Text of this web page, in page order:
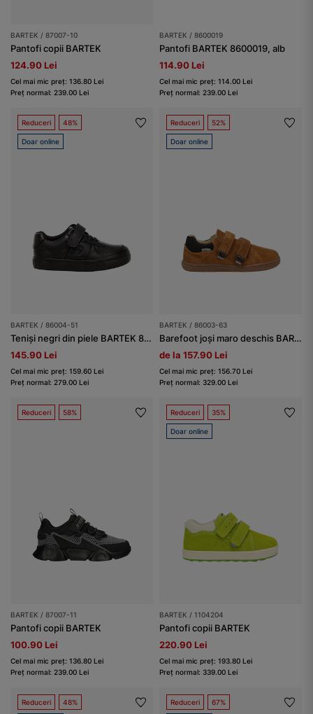
BARTEK / 87007-10
Pantofi copii BARTEK
124.90 Lei
Cel mai mic preț: 136.80 Lei
Preț normal: 239.00 Lei
BARTEK / 8600019
Pantofi BARTEK 8600019, alb
114.90 Lei
Cel mai mic preț: 114.00 Lei
Preț normal: 239.00 Lei
Reduceri 48%
Doar online
BARTEK / 86004-51
Teniși negri din piele BARTEK 86004-51
145.90 Lei
Cel mai mic preț: 159.60 Lei
Preț normal: 279.00 Lei
Reduceri 52%
Doar online
BARTEK / 86003-63
Barefoot joși maro deschis BARTEK 86003-63
de la 157.90 Lei
Cel mai mic preț: 156.70 Lei
Preț normal: 329.00 Lei
Reduceri 58%
BARTEK / 87007-11
Pantofi copii BARTEK
100.90 Lei
Cel mai mic preț: 136.80 Lei
Preț normal: 239.00 Lei
Reduceri 35%
Doar online
BARTEK / 1104204
Pantofi copii BARTEK
220.90 Lei
Cel mai mic preț: 193.80 Lei
Preț normal: 339.00 Lei
Reduceri 48% Reduceri 67%